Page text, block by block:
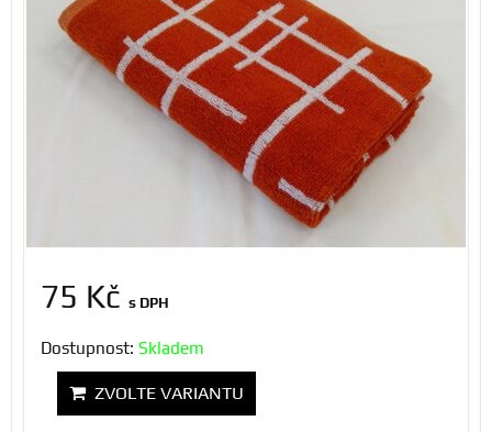
75 Kč s DPH
Dostupnost: Skladem
ZVOLTE VARIANTU